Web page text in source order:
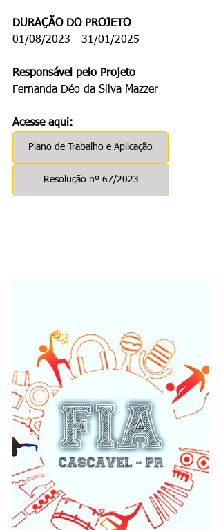
DURAÇÃO DO PROJETO
01/08/2023 - 31/01/2025
Responsável pelo Projeto
Fernanda Déo da Silva Mazzer
Acesse aqui:
Plano de Trabalho e Aplicação
Resolução nº 67/2023